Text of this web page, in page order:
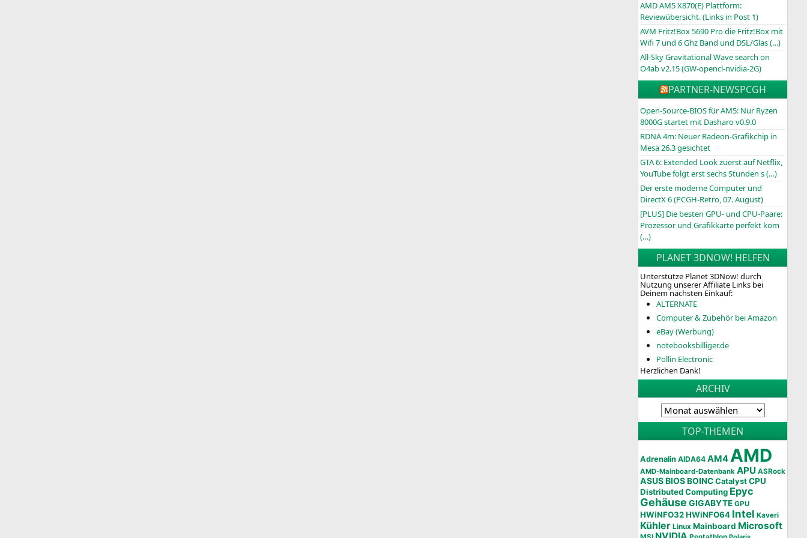
AMD AM5 X870(E) Plattform:
Reviewübersicht. (Links in Post 1)
AVM Fritz!Box 5690 Pro die Fritz!Box mit
Wifi 7 und 6 Ghz Band und DSL/Glas (…)
All-Sky Gravitational Wave search on
O4ab v2.15 (GW-opencl-nvidia-2G)
PARTNER-NEWSPCGH
Open-Source-BIOS für AM5: Nur Ryzen
8000G startet mit Dasharo v0.9.0
RDNA 4m: Neuer Radeon-Grafikchip in
Mesa 26.3 gesichtet
GTA 6: Extended Look zuerst auf Netflix,
YouTube folgt erst sechs Stunden s (…)
Der erste moderne Computer und
DirectX 6 (PCGH-Retro, 07. August)
[PLUS] Die besten GPU- und CPU-Paare:
Prozessor und Grafikkarte perfekt kom
(…)
PLANET 3DNOW! HELFEN
Unterstütze Planet 3DNow! durch
Nutzung unserer Affiliate Links bei
Deinem nächsten Einkauf:
ALTERNATE
Computer & Zubehör bei Amazon
eBay (Werbung)
notebooksbilliger.de
Pollin Electronic
Herzlichen Dank!
ARCHIV
TOP-THEMEN
Adrenalin AIDA64 AM4AMD
AMD-Mainboard-Datenbank APU ASRock
ASUSBIOSBOINC Catalyst CPU
Distributed Computing Epyc
Gehäuse GIGABYTE GPU
HWiNFO32HWiNFO64 Intel Kaveri
Kühler Linux Mainboard Microsoft